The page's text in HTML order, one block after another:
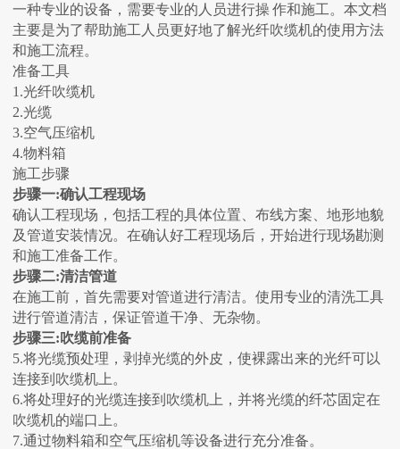
一种专业的设备，需要专业的人员进行操作和施工。本文档
主要是为了帮助施工人员更好地了解光纤吹缆机的使用方法
和施工流程。
准备工具
1.光纤吹缆机
2.光缆
3.空气压缩机
4.物料箱
施工步骤
步骤一:确认工程现场
确认工程现场，包括工程的具体位置、布线方案、地形地貌
及管道安装情况。在确认好工程现场后，开始进行现场勘测
和施工准备工作。
步骤二:清洁管道
在施工前，首先需要对管道进行清洁。使用专业的清洗工具
进行管道清洁，保证管道干净、无杂物。
步骤三:吹缆前准备
5.将光缆预处理，剥掉光缆的外皮，使裸露出来的光纤可以
连接到吹缆机上。
6.将处理好的光缆连接到吹缆机上，并将光缆的纤芯固定在
吹缆机的端口上。
7.通过物料箱和空气压缩机等设备进行充分准备。